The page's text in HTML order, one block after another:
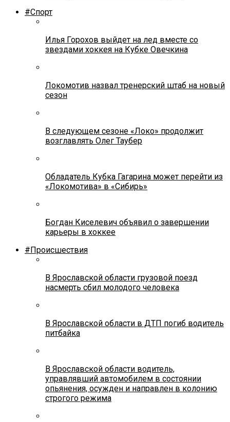
#Спорт
Илья Горохов выйдет на лед вместе со
звездами хоккея на Кубке Овечкина
Локомотив назвал тренерский штаб на новый
сезон
В следующем сезоне «Локо» продолжит
возглавлять Олег Таубер
Обладатель Кубка Гагарина может перейти из
«Локомотива» в «Сибирь»
Богдан Киселевич объявил о завершении
карьеры в хоккее
#Происшествия
В Ярославской области грузовой поезд
насмерть сбил молодого человека
В Ярославской области в ДТП погиб водитель
питбайка
В Ярославской области водитель,
управлявший автомобилем в состоянии
опьянения, осужден и направлен в колонию
строгого режима